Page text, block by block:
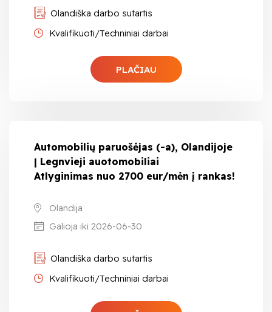
Olandiška darbo sutartis
Kvalifikuoti/Techniniai darbai
PLAČIAU
Automobilių paruošėjas (-a), Olandijoje
| Legnvieji auotomobiliai
Atlyginimas nuo 2700 eur/mėn į rankas!
Olandija
Galioja iki 2026-06-30
Olandiška darbo sutartis
Kvalifikuoti/Techniniai darbai